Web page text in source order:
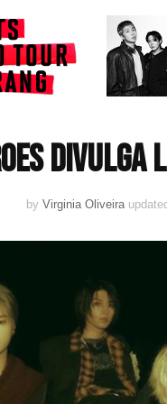
divulga
by Virginia Oliveira